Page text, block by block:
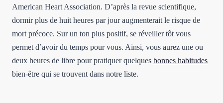
American Heart Association. D’après la revue scientifique,
dormir plus de huit heures par jour augmenterait le risque de
mort précoce. Sur un ton plus positif, se réveiller tôt vous
permet d’avoir du temps pour vous. Ainsi, vous aurez une ou
deux heures de libre pour pratiquer quelques bonnes habitudes
bien-être qui se trouvent dans notre liste.